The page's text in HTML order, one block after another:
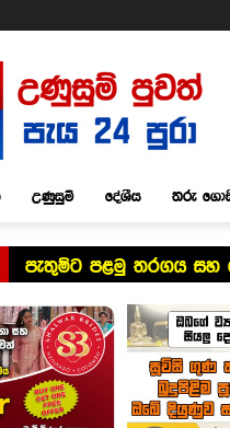
Dasatha
Lanka
News
උණුසුම් දේශීය තරු
පැතුම්ට පළමු තරගය